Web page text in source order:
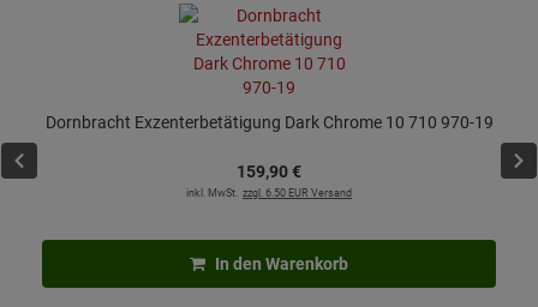
Dornbracht Exzenterbetätigung Dark Chrome 10 710 970-19
159,90€
inkl. MwSt. zzgl. 6.50 EUR Versand
In den Warenkorb